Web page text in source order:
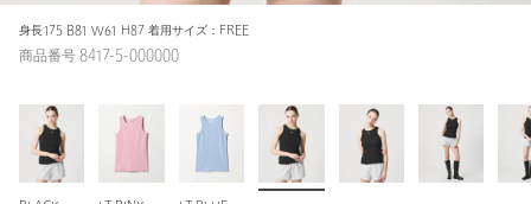
身長175 B81 W61 H87 着用サイズ：FREE
商品番号 8417-5-000000